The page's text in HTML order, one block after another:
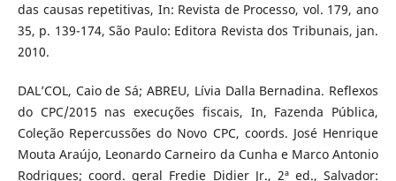
das causas repetitivas, In: Revista de Processo, vol. 179, ano
35, p. 139-174, São Paulo: Editora Revista dos Tribunais, jan.
2010.
DAL’COL, Caio de Sá; ABREU, Lívia Dalla Bernadina. Reflexos
do CPC/2015 nas execuções fiscais, In, Fazenda Pública,
Coleção Repercussões do Novo CPC, coords. José Henrique
Mouta Araújo, Leonardo Carneiro da Cunha e Marco Antonio
Rodrigues; coord. geral Fredie Didier Jr., 2ª ed., Salvador: